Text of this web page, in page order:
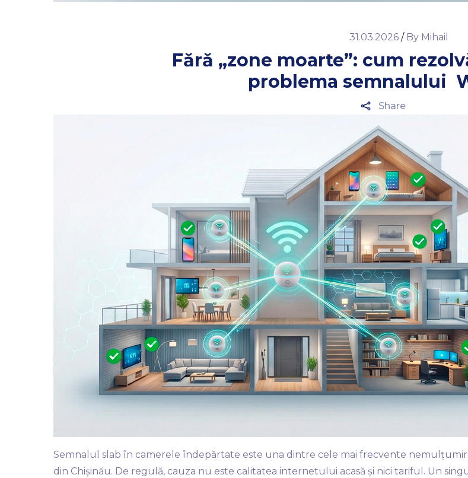
31.03.2026 / By Mihail
Fără „zone moarte”: cum
problema semnalului
Share
Semnalul slab în camerele îndepărtate este una dintre cele mai frecvente
din Chișinău. De regulă, cauza nu este calitatea internetului acasă și nici tariful. Un